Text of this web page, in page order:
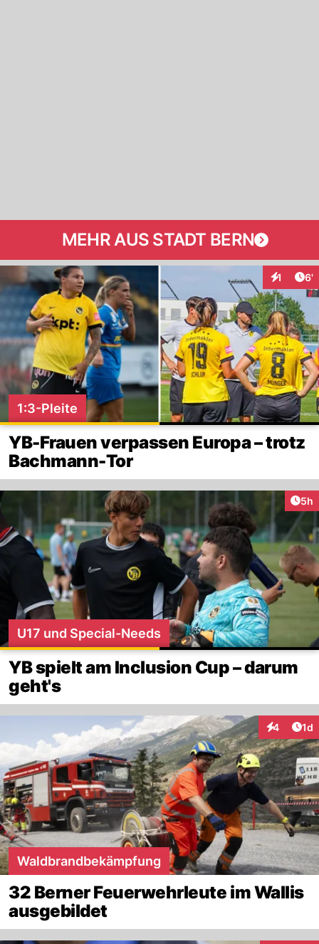
MEHR AUS STADT BERN
1 6'
1:3-Pleite
YB-Frauen verpassen Europa – trotz
Bachmann-Tor
5h
U17 und Special-Needs
YB spielt am Inclusion Cup – darum
geht's
4 1d
Waldbrandbekämpfung
32 Berner Feuerwehrleute im Wallis
ausgebildet